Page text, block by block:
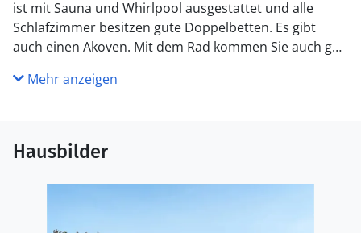
ist mit Sauna und Whirlpool ausgestattet und alle
Schlafzimmer besitzen gute Doppelbetten. Es gibt
auch einen Akoven. Mit dem Rad kommen Sie auch gut
Sie zwischen verschiedenen Angelseen wählen oder
Mehr anzeigen
Hausbilder